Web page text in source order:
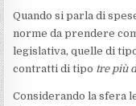
Quando si parla di
norme da prendere
legislativa, quelle di
contratti di tipo tre più
Considerando la sfera